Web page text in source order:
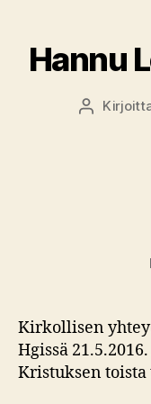
Hannu
Kirjoittaja
Kirkollisen
Hgissä
Kristuksen